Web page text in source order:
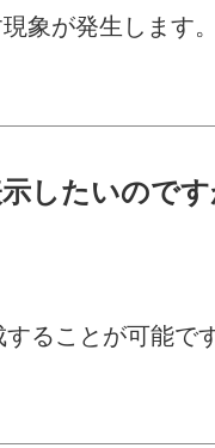
象が発生します
したいので
ることが可能です